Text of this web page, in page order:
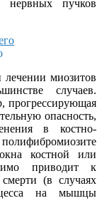
нервных пучков
миозитов
случаев.
прогрессирующая
опасность,
в костно-
костной или
приводит к
(в случаях
на мышцы